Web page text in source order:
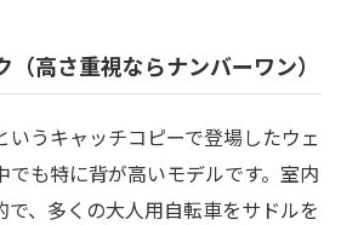
高さ重視ならナンバーワン）
いうキャッチコピーで登場したウェ
でも特に背が高いモデルです。室内
、多くの大人用自転車をサドルを